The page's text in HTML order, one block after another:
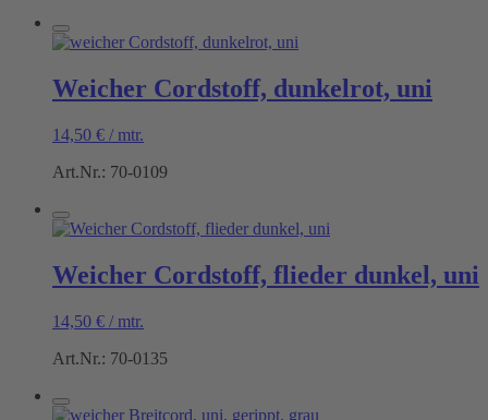
Weicher Cordstoff, dunkelrot, uni
14,50 € / mtr.
Art.Nr.: 70-0109
Weicher Cordstoff, flieder dunkel, uni
14,50 € / mtr.
Art.Nr.: 70-0135